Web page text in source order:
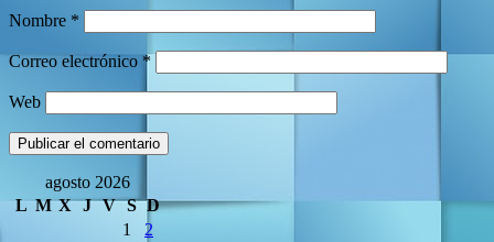
Nombre *
Correo electrónico *
Web
agosto 2026
L M X J V S D
1
2